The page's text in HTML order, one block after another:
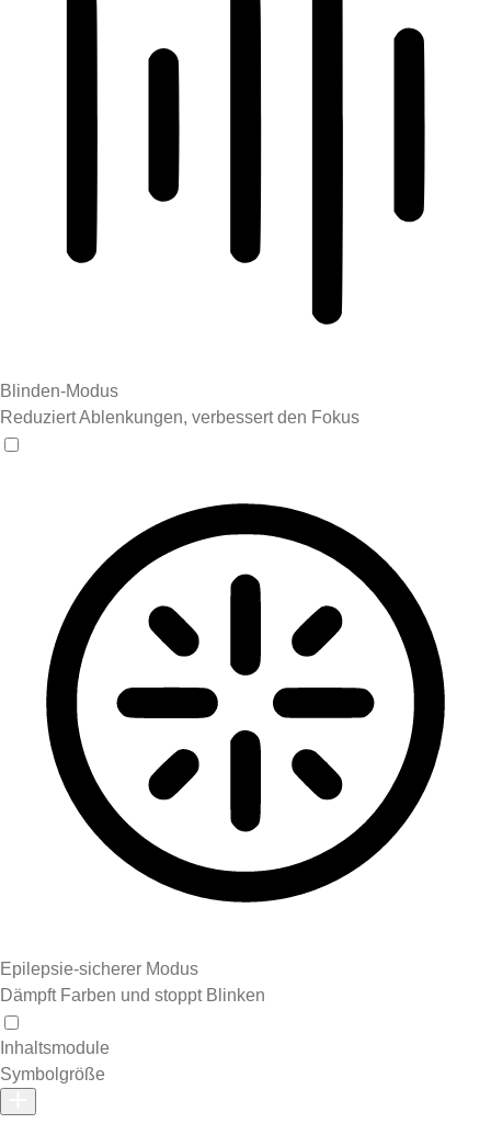
Blinden-Modus
Reduziert Ablenkungen, verbessert den Fokus
Epilepsie-sicherer Modus
Dämpft Farben und stoppt Blinken
Inhaltsmodule
Symbolgröße